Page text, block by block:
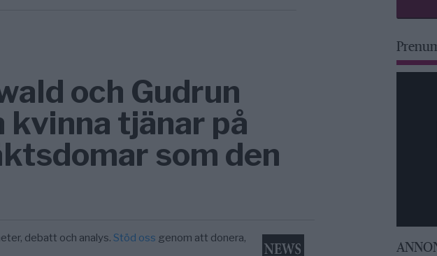
och Gudrun
kvinna tjänar på
som den
debatt och analys.Stöd oss genom att donera,